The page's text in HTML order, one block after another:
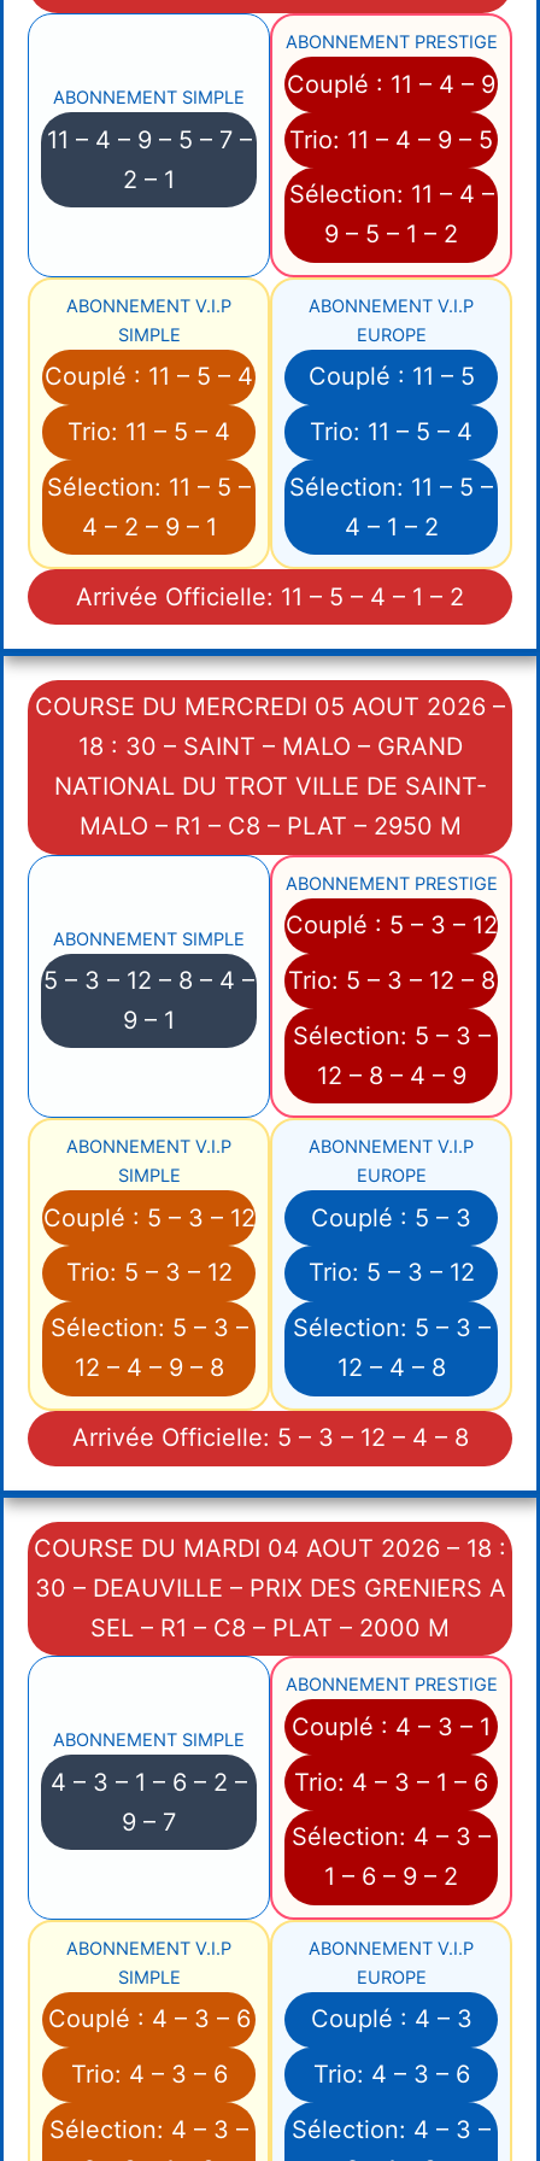
ABONNEMENT SIMPLE
11 – 4 – 9 – 5 – 7 –
2 – 1
ABONNEMENT PRESTIGE
Couplé : 11 – 4 – 9
Trio: 11 – 4 – 9 – 5
Sélection: 11 – 4 –
9 – 5 – 1 – 2
ABONNEMENT V.I.P
SIMPLE
Couplé : 11 – 5 – 4
Trio: 11 – 5 – 4
Sélection: 11 – 5 –
4 – 2 – 9 – 1
ABONNEMENT V.I.P
EUROPE
Couplé : 11 – 5
Trio: 11 – 5 – 4
Sélection: 11 – 5 –
4 – 1 – 2
Arrivée Officielle: 11 – 5 – 4 – 1 – 2
COURSE DU MERCREDI 05 AOUT 2026 –
18 : 30 – SAINT – MALO – GRAND
NATIONAL DU TROT VILLE DE SAINT-
MALO – R1 – C8 – PLAT – 2950 M
ABONNEMENT SIMPLE
5 – 3 – 12 – 8 – 4 –
9 – 1
ABONNEMENT PRESTIGE
Couplé : 5 – 3 – 12
Trio: 5 – 3 – 12 – 8
Sélection: 5 – 3 –
12 – 8 – 4 – 9
ABONNEMENT V.I.P
SIMPLE
Couplé : 5 – 3 – 12
Trio: 5 – 3 – 12
Sélection: 5 – 3 –
12 – 4 – 9 – 8
ABONNEMENT V.I.P
EUROPE
Couplé : 5 – 3
Trio: 5 – 3 – 12
Sélection: 5 – 3 –
12 – 4 – 8
Arrivée Officielle: 5 – 3 – 12 – 4 – 8
COURSE DU MARDI 04 AOUT 2026 – 18 :
30 – DEAUVILLE – PRIX DES GRENIERS A
SEL – R1 – C8 – PLAT – 2000 M
ABONNEMENT SIMPLE
4 – 3 – 1 – 6 – 2 –
9 – 7
ABONNEMENT PRESTIGE
Couplé : 4 – 3 – 1
Trio: 4 – 3 – 1 – 6
Sélection: 4 – 3 –
1 – 6 – 9 – 2
ABONNEMENT V.I.P
SIMPLE
Couplé : 4 – 3 – 6
Trio: 4 – 3 – 6
Sélection: 4 – 3 –
ABONNEMENT V.I.P
EUROPE
Couplé : 4 – 3
Trio: 4 – 3 – 6
Sélection: 4 – 3 –